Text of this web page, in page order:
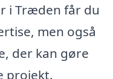
i Træden får du
men også
der kan gøre
projekt.